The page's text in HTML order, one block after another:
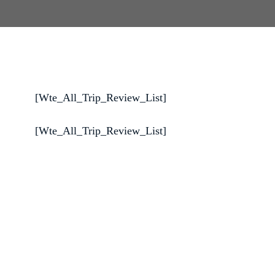
[Wte_All_Trip_Review_List]
[Wte_All_Trip_Review_List]